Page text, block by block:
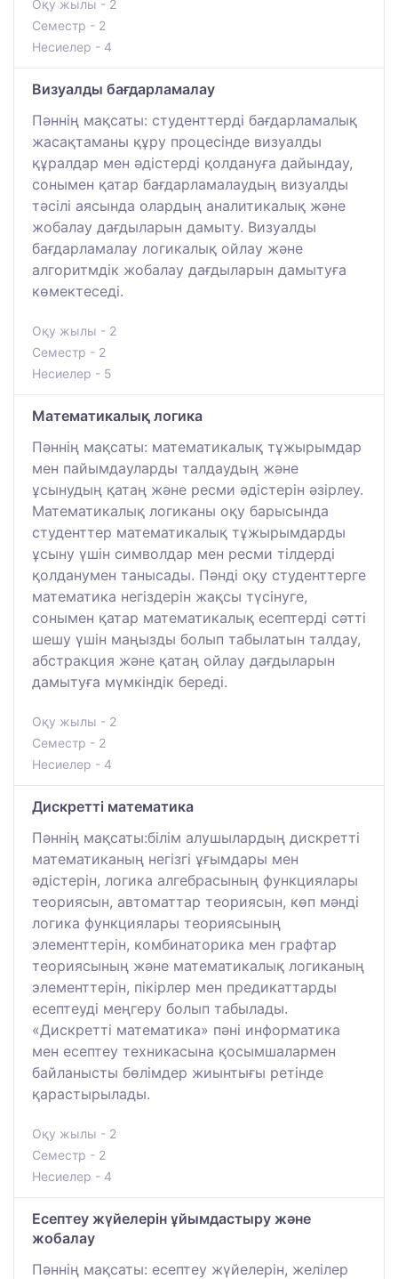
Оқу жылы - 2
Семестр - 2
Несиелер - 4
Визуалды бағдарламалау
Пәннің мақсаты: студенттерді бағдарламалық
жасақтаманы құру процесінде визуалды
құралдар мен әдістерді қолдануға дайындау,
сонымен қатар бағдарламалаудың визуалды
тәсілі аясында олардың аналитикалық және
жобалау дағдыларын дамыту. Визуалды
бағдарламалау логикалық ойлау және
алгоритмдік жобалау дағдыларын дамытуға
көмектеседі.
Оқу жылы - 2
Семестр - 2
Несиелер - 5
Математикалық логика
Пәннің мақсаты: математикалық тұжырымдар
мен пайымдауларды талдаудың және
ұсынудың қатаң және ресми әдістерін әзірлеу.
Математикалық логиканы оқу барысында
студенттер математикалық тұжырымдарды
ұсыну үшін символдар мен ресми тілдерді
қолданумен танысады. Пәнді оқу студенттерге
математика негіздерін жақсы түсінуге,
сонымен қатар математикалық есептерді сәтті
шешу үшін маңызды болып табылатын талдау,
абстракция және қатаң ойлау дағдыларын
дамытуға мүмкіндік береді.
Оқу жылы - 2
Семестр - 2
Несиелер - 4
Дискретті математика
Пәннің мақсаты:білім алушылардың дискретті
математиканың негізгі ұғымдары мен
әдістерін, логика алгебрасының функциялары
теориясын, автоматтар теориясын, көп мәнді
логика функциялары теориясының
элементтерін, комбинаторика мен графтар
теориясының және математикалық логиканың
элементтерін, пікірлер мен предикаттарды
есептеуді меңгеру болып табылады.
«Дискретті математика» пәні информатика
мен есептеу техникасына қосымшалармен
байланысты бөлімдер жиынтығы ретінде
қарастырылады.
Оқу жылы - 2
Семестр - 2
Несиелер - 4
Есептеу жүйелерін ұйымдастыру және
жобалау
Пәннің мақсаты: есептеу жүйелерін, желілер